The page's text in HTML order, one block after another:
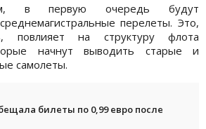
в первую очередь будут
перелеты. Это,
на структуру флота
начнут выводить старые и
самолеты.
билеты по 0,99 евро после